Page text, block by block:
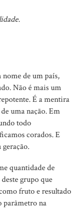
nome de um país,
Não é mais um
É a mentira
uma nação. Em
todo
corados. E
geração.
quantidade de
grupo que
fruto e resultado
parâmetro na